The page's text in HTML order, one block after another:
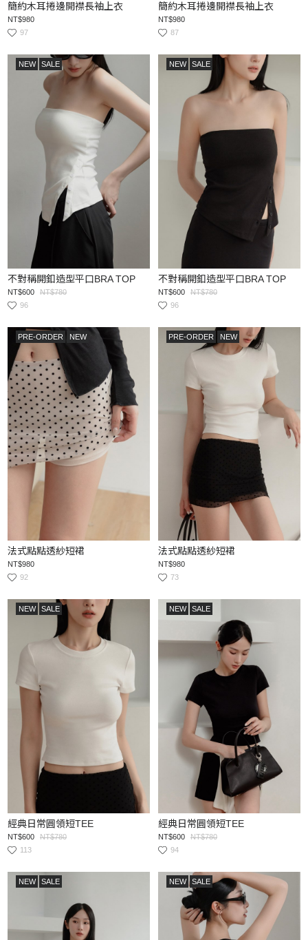
簡約木耳捲邊開襟長袖上衣
NT$980
97
簡約木耳捲邊開襟長袖上衣
NT$980
87
NEW SALE
不對稱開釦造型平口BRA TOP
NT$600
NT$780
96
NEW SALE
不對稱開釦造型平口BRA TOP
NT$600
NT$780
96
PRE-ORDER NEW
法式點點透紗短裙
NT$980
92
PRE-ORDER NEW
法式點點透紗短裙
NT$980
73
NEW SALE
經典日常圓領短TEE
NT$600
NT$780
113
NEW SALE
經典日常圓領短TEE
NT$600
NT$780
94
NEW SALE NEW SALE